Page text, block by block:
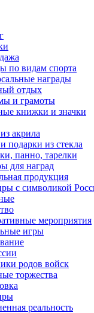
по видам спорта
награды
отдых
и грамоты
книжки и значки
акрила
подарки из стекла
панно, тарелки
для наград
продукция
с символикой
мероприятия
игры
родов войск
торжества
реальность